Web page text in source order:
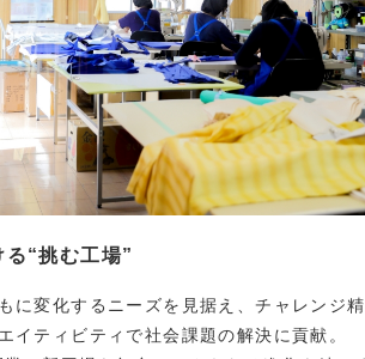
る“挑む工場”
に変化するニーズを見据え、チャレンジ精
イティビティで社会課題の解決に貢献。